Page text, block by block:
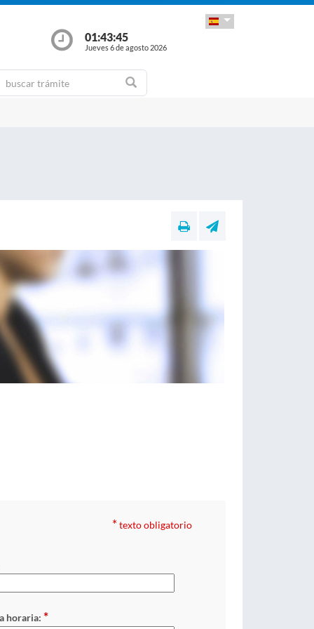
01:43:45
Jueves 6 de agosto 2026
*texto obligatorio
horaria: *